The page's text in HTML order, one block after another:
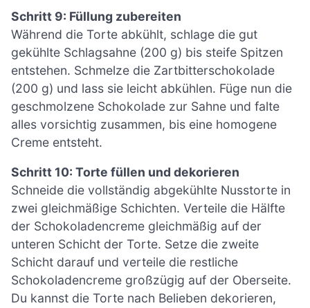
Schritt 9: Füllung zubereiten
Während die Torte abkühlt, schlage die gut
gekühlte Schlagsahne (200 g) bis steife Spitzen
entstehen. Schmelze die Zartbitterschokolade
(200 g) und lass sie leicht abkühlen. Füge nun die
geschmolzene Schokolade zur Sahne und falte
alles vorsichtig zusammen, bis eine homogene
Creme entsteht.
Schritt 10: Torte füllen und dekorieren
Schneide die vollständig abgekühlte Nusstorte in
zwei gleichmäßige Schichten. Verteile die Hälfte
der Schokoladencreme gleichmäßig auf der
unteren Schicht der Torte. Setze die zweite
Schicht darauf und verteile die restliche
Schokoladencreme großzügig auf der Oberseite.
Du kannst die Torte nach Belieben dekorieren,